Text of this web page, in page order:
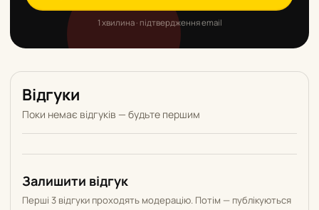
1 хвилина · підтвердження email
Відгуки
Поки немає відгуків — будьте першим
Залишити відгук
Перші 3 відгуки проходять модерацію. Потім — публікуються